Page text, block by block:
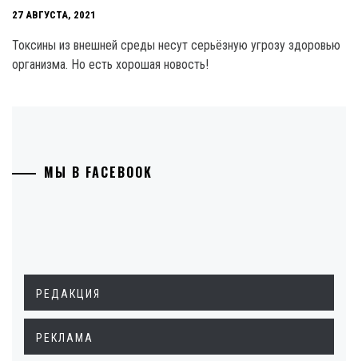
27 АВГУСТА, 2021
Токсины из внешней среды несут серьёзную угрозу здоровью
организма. Но есть хорошая новость!
МЫ В FACEBOOK
РЕДАКЦИЯ
РЕКЛАМА